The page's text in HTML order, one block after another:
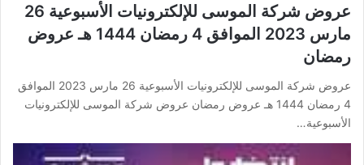
عروض شركة الموسى للإلكترونيات الأسبوعية 26
مارس 2023 الموافق 4 رمضان 1444 هـ عروض
رمضان
عروض شركة الموسى للإلكترونيات الأسبوعية 26 مارس 2023 الموافق
4 رمضان 1444 هـ عروض رمضان عروض شركة الموسى للإلكترونيات
الأسبوعية…